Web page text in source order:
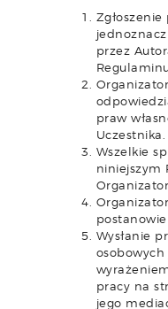
przez
praw
Uczestnika.
Wszelkie
niniejszym
Organizator.
Wysłanie
pracy na
jego